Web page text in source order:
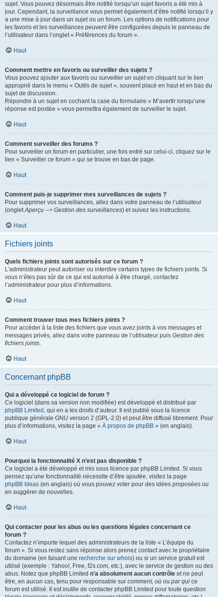
sujet. Vous pouvez désormais être notifié lorsqu’un sujet favoris a été mis à
jour. Cependant, la surveillance vous permet également d’être notifié lorsqu’il y
a une mise à jour dans un sujet ou un forum. Les options de notifications pour
les favoris et les surveillances peuvent être configurées depuis le panneau de
l’utilisateur dans l’onglet « Préférences du forum ».
Haut
Comment mettre en favoris ou surveiller des sujets ?
Vous pouvez ajouter aux favoris ou surveiller un sujet en cliquant sur le lien
approprié dans le menu « Outils de sujet », souvent placé en haut et en bas du
sujet de discussion.
Répondre à un sujet en cochant la case du formulaire « M’avertir lorsqu’une
réponse est postée » vous permettra également de surveiller le sujet.
Haut
Comment surveiller des forums ?
Pour surveiller un forum en particulier, une fois entré sur celui-ci, cliquez sur le
lien « Surveiller ce forum » qui se trouve en bas de page.
Haut
Comment puis-je supprimer mes surveillances de sujets ?
Pour supprimer vos surveillances, allez dans votre panneau de l’utilisateur
(ongletAperçu --> Gestion des surveillances) et suivez les instructions.
Haut
Fichiers joints
Quels fichiers joints sont autorisés sur ce forum ?
L’administrateur peut autoriser ou interdire certains types de fichiers joints. Si
vous n’êtes pas sûr de ce qui est autorisé à être chargé, contactez
l’administrateur pour plus d’informations.
Haut
Comment trouver tous mes fichiers joints ?
Pour accéder à la liste des fichiers que vous avez joints à vos messages et
messages privés, allez dans votre panneau de l’utilisateur puis Gestion des
fichiers joints.
Haut
Concernant phpBB
Qui a développé ce logiciel de forum ?
Ce logiciel (dans sa version non modifiée) est développé et distribué par
phpBB Limited , qui en a les droits d’auteur. Il est publié sous la licence
publique générale GNU version 2 (GPL-2.0) et peut être diffusé librement. Pour
plus d’informations, visitez la page « À propos de phpBB » (en anglais).
Haut
Pourquoi la fonctionnalité X n’est pas disponible ?
Ce logiciel a été développé et mis sous licence par phpBB Limited. Si vous
pensez qu’une fonctionnalité nécessite d’être ajoutée, visitez la page
phpBB Ideas (en anglais) où vous pouvez voter pour des idées proposées ou
en suggérer de nouvelles.
Haut
Qui contacter pour les abus ou les questions légales concernant ce
forum ?
Contactez n’importe lequel des administrateurs de la liste « L’équipe du
forum ». Si vous restez sans réponse alors prenez contact avec le propriétaire
du domaine (en faisant une recherche sur whois) ou si un service gratuit est
utilisé (exemple : Yahoo!, Free, f2s.com, etc.), avec le service de gestion ou des
abus. Notez que phpBB Limited n’a absolument aucun contrôle et ne peut
être, en aucun cas, tenu pour responsable sur comment, où ou par qui ce
forum est utilisé. Il est inutile de contacter phpBB Limited pour toute question